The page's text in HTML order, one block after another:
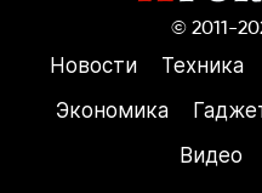
© 2011-
Новости Техника
Экономика
Видео